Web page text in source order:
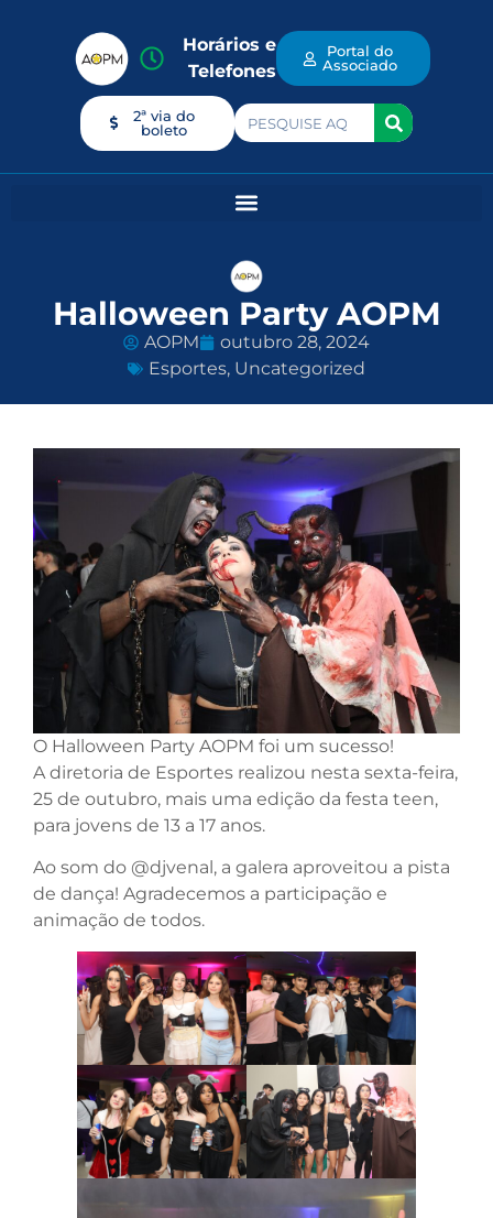
Horários e
Telefones
Portal do
Associado
2ª via do
boleto
Halloween Party AOPM
AOPM
outubro 28, 2024
Esportes, Uncategorized
O Halloween Party AOPM foi um sucesso!
A diretoria de Esportes realizou nesta sexta-feira,
25 de outubro, mais uma edição da festa teen,
para jovens de 13 a 17 anos.
Ao som do @djvenal, a galera aproveitou a pista
de dança! Agradecemos a participação e
animação de todos.